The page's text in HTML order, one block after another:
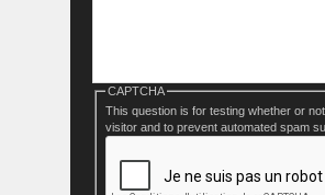
CAPTCHA
This question is for testing whether or
visitor and to prevent automated spam